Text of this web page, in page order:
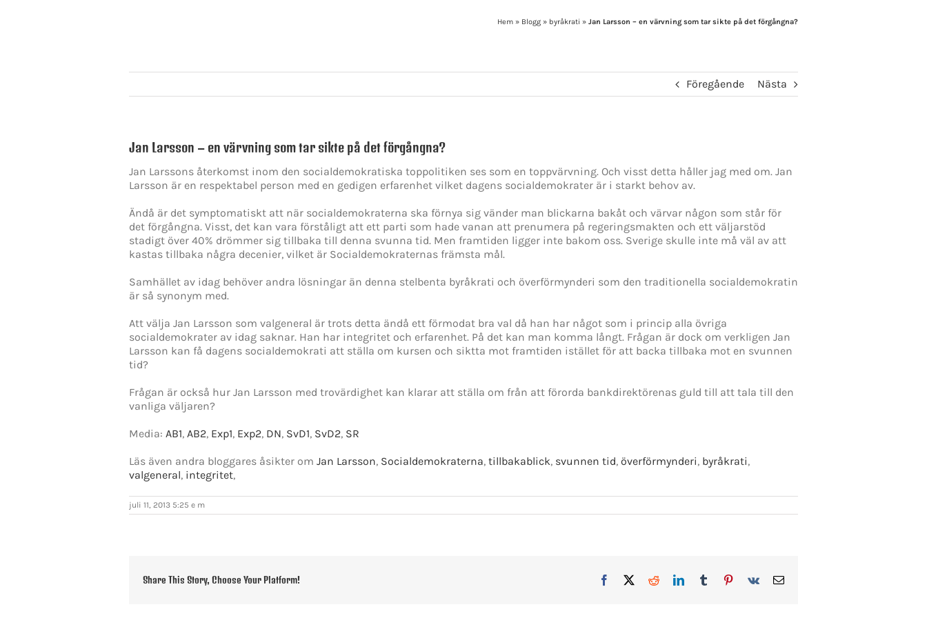
Hem » Blogg » byråkrati » Jan Larsson – en värvning som tar sikte på det förgångna?
Föregående Nästa
Jan Larsson – en värvning som tar sikte på det förgångna?
Jan Larssons återkomst inom den socialdemokratiska toppolitiken ses som en toppvärvning. Och visst detta håller jag med om. Jan
Larsson är en respektabel person med en gedigen erfarenhet vilket dagens socialdemokrater är i starkt behov av.
Ändå är det symptomatiskt att när socialdemokraterna ska förnya sig vänder man blickarna bakåt och värvar någon som står för
det förgångna. Visst, det kan vara förståligt att ett parti som hade vanan att prenumera på regeringsmakten och ett väljarstöd
stadigt över 40% drömmer sig tillbaka till denna svunna tid. Men framtiden ligger inte bakom oss. Sverige skulle inte må väl av att
kastas tillbaka några decenier, vilket är Socialdemokraternas främsta mål.
Samhället av idag behöver andra lösningar än denna stelbenta byråkrati och överförmynderi som den traditionella socialdemokratin
är så synonym med.
Att välja Jan Larsson som valgeneral är trots detta ändå ett förmodat bra val då han har något som i princip alla övriga
socialdemokrater av idag saknar. Han har integritet och erfarenhet. På det kan man komma långt. Frågan är dock om verkligen Jan
Larsson kan få dagens socialdemokrati att ställa om kursen och siktta mot framtiden istället för att backa tillbaka mot en svunnen
tid?
Frågan är också hur Jan Larsson med trovärdighet kan klarar att ställa om från att förorda bankdirektörenas guld till att tala till den
vanliga väljaren?
Media: AB1, AB2, Exp1, Exp2, DN, SvD1, SvD2, SR
Läs även andra bloggares åsikter om Jan Larsson, Socialdemokraterna, tillbakablick, svunnen tid, överförmynderi, byråkrati,
valgeneral, integritet,
juli 11, 2013 5:25 e m
Share This Story, Choose Your Platform! Facebook RedditLinkedInTumblr Pinterest
Vk
E-